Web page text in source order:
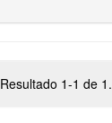
Resultado 1-1 de 1.